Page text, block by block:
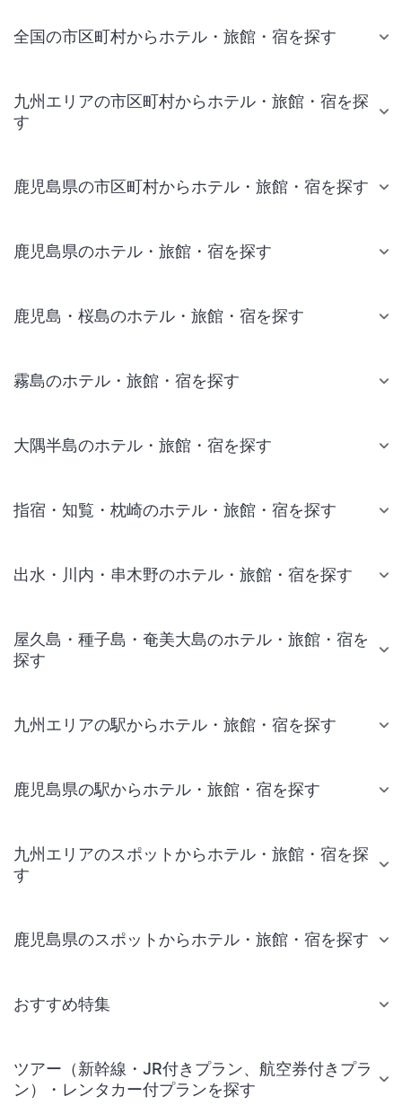
全国の市区町村からホテル・旅館・宿を探す
九州エリアの市区町村からホテル・旅館・宿を探
す
鹿児島県の市区町村からホテル・旅館・宿を探す
鹿児島県のホテル・旅館・宿を探す
鹿児島・桜島のホテル・旅館・宿を探す
霧島のホテル・旅館・宿を探す
大隅半島のホテル・旅館・宿を探す
指宿・知覧・枕崎のホテル・旅館・宿を探す
出水・川内・串木野のホテル・旅館・宿を探す
屋久島・種子島・奄美大島のホテル・旅館・宿を
探す
九州エリアの駅からホテル・旅館・宿を探す
鹿児島県の駅からホテル・旅館・宿を探す
九州エリアのスポットからホテル・旅館・宿を探
す
鹿児島県のスポットからホテル・旅館・宿を探す
おすすめ特集
ツアー（新幹線・JR付きプラン、航空券付きプラ
ン）・レンタカー付プランを探す